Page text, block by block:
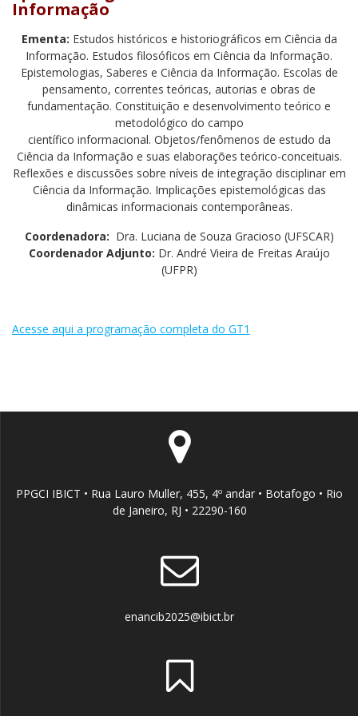
Informação
Ementa: Estudos históricos e historiográficos em Ciência da
Informação. Estudos filosóficos em Ciência da Informação.
Epistemologias, Saberes e Ciência da Informação. Escolas de
pensamento, correntes teóricas, autorias e obras de
fundamentação. Constituição e desenvolvimento teórico e
metodológico do campo
científico informacional. Objetos/fenômenos de estudo da
Ciência da Informação e suas elaborações teórico-conceituais.
Reflexões e discussões sobre níveis de integração disciplinar em
Ciência da Informação. Implicações epistemológicas das
dinâmicas informacionais contemporâneas.
Coordenadora: Dra. Luciana de Souza Gracioso (UFSCAR)
Coordenador Adjunto: Dr. André Vieira de Freitas Araújo
(UFPR)
Acesse aqui a programação completa do GT1
PPGCI IBICT • Rua Lauro Muller, 455, 4º andar • Botafogo • Rio
de Janeiro, RJ • 22290-160
enancib2025@ibict.br